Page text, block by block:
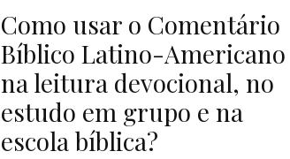
Como usar o Comentário
Bíblico Latino-Americano
na leitura devocional, no
estudo em grupo e na
escola bíblica?